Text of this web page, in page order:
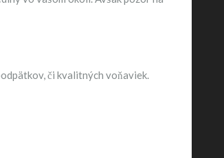
či kvalitných voňaviek.